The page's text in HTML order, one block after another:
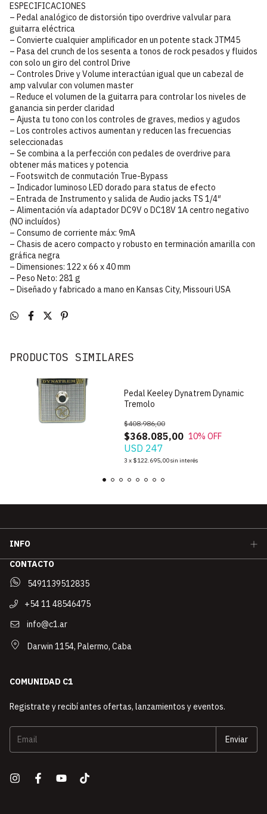
ESPECIFICACIONES
– Pedal analógico de distorsión tipo overdrive valvular para
guitarra eléctrica
– Convierte cualquier amplificador en un potente stack JTM45
– Pasa del crunch de los sesenta a tonos de rock pesados y fluidos
con solo un giro del control Drive
– Controles Drive y Volume interactúan igual que un cabezal de
amp valvular con volumen master
– Reduce el volumen de la guitarra para controlar los niveles de
ganancia sin perder claridad
– Ajusta tu tono con los controles de graves, medios y agudos
– Los controles activos aumentan y reducen las frecuencias
seleccionadas
– Se combina a la perfección con pedales de overdrive para
obtener más matices y potencia
– Footswitch de conmutación True-Bypass
– Indicador luminoso LED dorado para status de efecto
– Entrada de Instrumento y salida de Audio jacks TS 1/4″
– Alimentación vía adaptador DC9V o DC18V 1A centro negativo
(NO incluídos)
– Consumo de corriente máx: 9mA
– Chasis de acero compacto y robusto en terminación amarilla con
gráfica negra
– Dimensiones: 122 x 66 x 40 mm
– Peso Neto: 281 g
– Diseñado y fabricado a mano en Kansas City, Missouri USA
PRODUCTOS SIMILARES
Pedal Keeley Dynatrem Dynamic
Tremolo
$368.085,00
$408.986,00
10% OFF
USD 247
3 x $122.695,00sin interés
INFO
CONTACTO
5491139512835
+54 11 48546475
info@c1.ar
Darwin 1154, Palermo, Caba
COMUNIDAD C1
Registrate y recibí antes ofertas, lanzamientos y eventos.